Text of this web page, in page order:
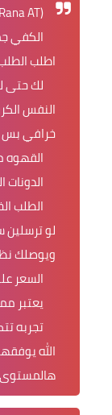
(Rana AT)
الكفي
اطلب
لك حتى
النفس
خرافي بس
القهوه
الطلب
لو ترسلين
ويوصلك
السعر
يعتبر
تجربه
الله